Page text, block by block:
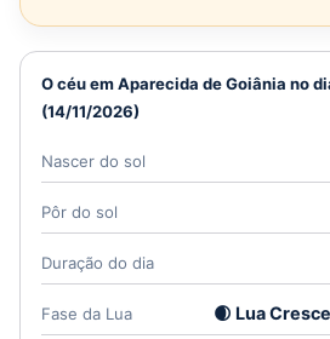
O céu em Aparecida de Goiânia no
(14/11/2026)
Nascer do sol
Pôr do sol
Duração do dia
Fase da Lua 🌒 Lua